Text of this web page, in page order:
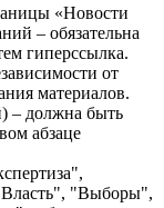
«Новости
– обязательна
гиперссылка.
от
материалов.
– должна быть
абзаце
"Выборы",